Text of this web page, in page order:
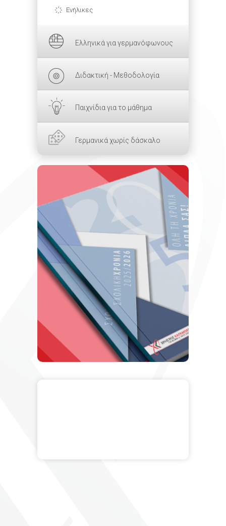
Ενήλικες
Ελληνικά για γερμανόφωνους
Διδακτική - Μεθοδολογία
Παιχνίδια για το μάθημα
Γερμανικά χωρίς δάσκαλο